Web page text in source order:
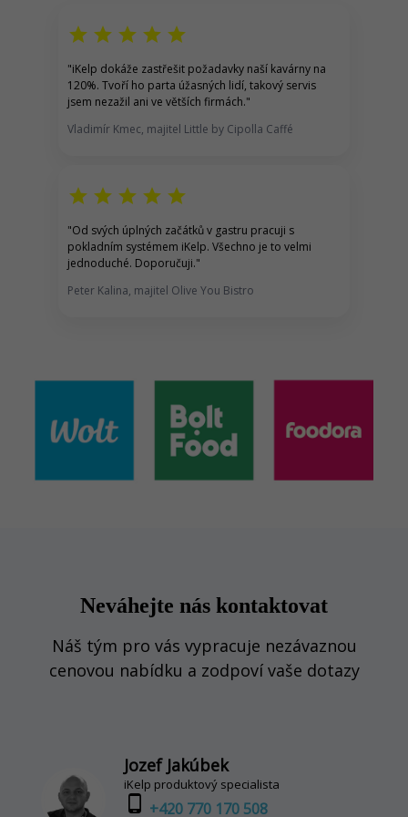
star star star star star
"iKelp dokáže zastřešit požadavky naší kavárny na
120%. Tvoří ho parta úžasných lidí, takový servis
jsem nezažil ani ve větších firmách."
Vladimír Kmec, majitel Little by Cipolla Caffé
star star star star star
"Od svých úplných začátků v gastru pracuji s
pokladním systémem iKelp. Všechno je to velmi
jednoduché. Doporučuji."
Peter Kalina, majitel Olive You Bistro
Neváhejte nás kontaktovat
Náš tým pro vás vypracuje nezávaznou
cenovou nabídku a zodpoví vaše dotazy
Jozef Jakúbek
iKelp produktový specialista
phone_android +420 770 170 508